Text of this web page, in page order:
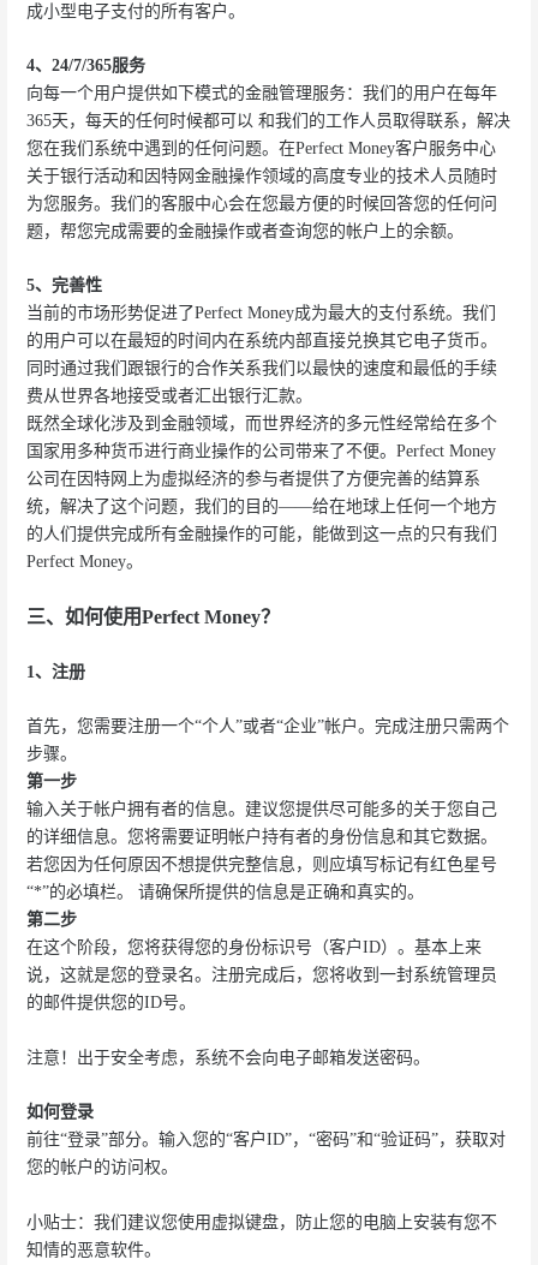
成小型电子支付的所有客户。
4、24/7/365服务
向每一个用户提供如下模式的金融管理服务：我们的用户在每年
365天，每天的任何时候都可以 和我们的工作人员取得联系，解决
您在我们系统中遇到的任何问题。在Perfect Money客户服务中心
关于银行活动和因特网金融操作领域的高度专业的技术人员随时
为您服务。我们的客服中心会在您最方便的时候回答您的任何问
题，帮您完成需要的金融操作或者查询您的帐户上的余额。
5、完善性
当前的市场形势促进了Perfect Money成为最大的支付系统。我们
的用户可以在最短的时间内在系统内部直接兑换其它电子货币。
同时通过我们跟银行的合作关系我们以最快的速度和最低的手续
费从世界各地接受或者汇出银行汇款。
既然全球化涉及到金融领域，而世界经济的多元性经常给在多个
国家用多种货币进行商业操作的公司带来了不便。Perfect Money
公司在因特网上为虚拟经济的参与者提供了方便完善的结算系
统，解决了这个问题，我们的目的——给在地球上任何一个地方
的人们提供完成所有金融操作的可能，能做到这一点的只有我们
Perfect Money。
三、如何使用Perfect Money？
1、注册
首先，您需要注册一个“个人”或者“企业”帐户。完成注册只需两个
步骤。
第一步
输入关于帐户拥有者的信息。建议您提供尽可能多的关于您自己
的详细信息。您将需要证明帐户持有者的身份信息和其它数据。
若您因为任何原因不想提供完整信息，则应填写标记有红色星号
“*”的必填栏。 请确保所提供的信息是正确和真实的。
第二步
在这个阶段，您将获得您的身份标识号（客户ID）。基本上来
说，这就是您的登录名。注册完成后，您将收到一封系统管理员
的邮件提供您的ID号。
注意！出于安全考虑，系统不会向电子邮箱发送密码。
如何登录
前往“登录”部分。输入您的“客户ID”，“密码”和“验证码”，获取对
您的帐户的访问权。
小贴士：我们建议您使用虚拟键盘，防止您的电脑上安装有您不
知情的恶意软件。